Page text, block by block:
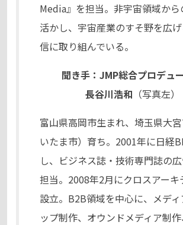
Media』を担当。非宇宙領域から
活かし、宇宙産業のすそ野を広
信に取り組んでいる。
聞き手：JMP総合プロデュ
長谷川浩和 （写真左）
富山県高岡市生まれ、埼玉県大
いたま市）育ち。2001年に日経
し、ビジネス誌・技術専門誌の
担当。2008年2月にクロスアーキ
設立。B2B領域を中心に、メデ
ップ制作、オウンドメディア制